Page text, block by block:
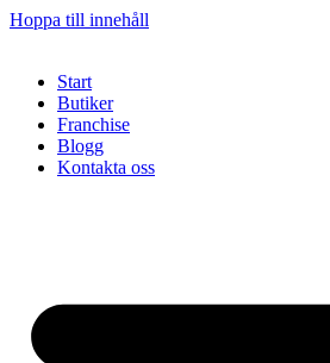
Hoppa till innehåll
Start
Butiker
Franchise
Blogg
Kontakta oss